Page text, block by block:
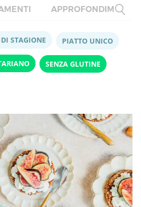
APPROFONDIMENTI
DI STAGIONE PIATTO UNICO
SENZA GLUTINE